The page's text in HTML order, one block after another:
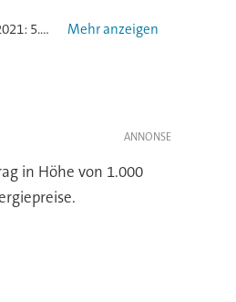
Erfolgsbeteiligung Audi:Bonus 2025: 1.740 EUR + 1.100 EUR Altersvorsorge. Bonus 2024: 5.310 EUR. Bonus 2023: 8.840 EUR. Bonus 2022: 8.510 EUR. Bonus 2021: 5.670 EUR + 1.000 Euro für die Altersvorsorge. Bonus 2020: 1.080 EUR + Corona-Bonus 1.200 EUR. Bonus 2019: 3880 EUR. Bonus 2018: 3.610 EUR. Bonus 2017: 4.770 EUR. Bonus 2016: 3.510 EUR. Bonus 2015: 5.420 Euro
in Höhe von 1.000